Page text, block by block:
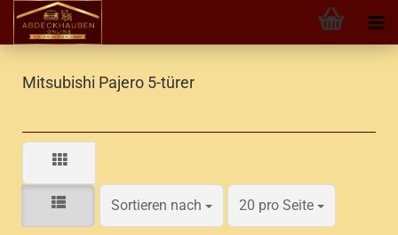
Mitsubishi Pajero 5-türer
Sortieren nach
Sortieren nach 20 pro Seite
pro Seite